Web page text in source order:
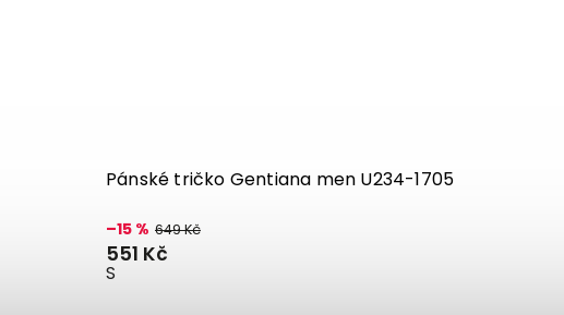
Pánské tričko Gentiana men U234-1705
–15 % 649 Kč
551 Kč
S